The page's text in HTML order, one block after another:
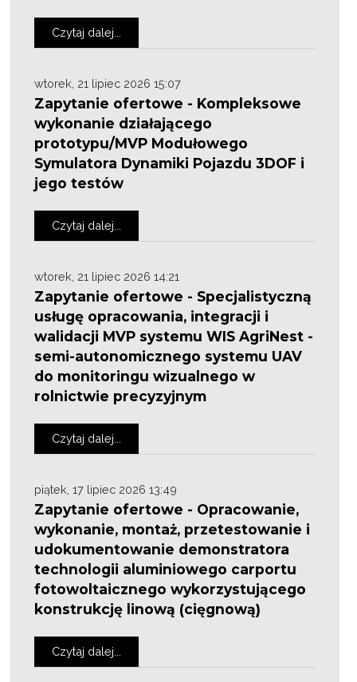
Czytaj dalej...
wtorek, 21 lipiec 2026 15:07
Zapytanie ofertowe - Kompleksowe
wykonanie działającego
prototypu/MVP Modułowego
Symulatora Dynamiki Pojazdu 3DOF i
jego testów
Czytaj dalej...
wtorek, 21 lipiec 2026 14:21
Zapytanie ofertowe - Specjalistyczną
usługę opracowania, integracji i
walidacji MVP systemu WIS AgriNest -
semi-autonomicznego systemu UAV
do monitoringu wizualnego w
rolnictwie precyzyjnym
Czytaj dalej...
piątek, 17 lipiec 2026 13:49
Zapytanie ofertowe - Opracowanie,
wykonanie, montaż, przetestowanie i
udokumentowanie demonstratora
technologii aluminiowego carportu
fotowoltaicznego wykorzystującego
konstrukcję linową (cięgnową)
Czytaj dalej...